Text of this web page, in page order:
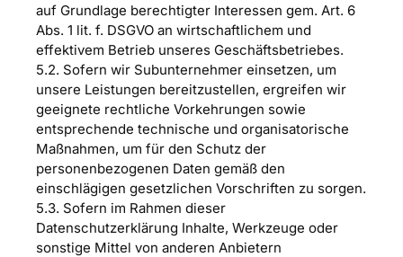
auf Grundlage berechtigter Interessen gem. Art. 6
Abs. 1 lit. f. DSGVO an wirtschaftlichem und
effektivem Betrieb unseres Geschäftsbetriebes.
5.2. Sofern wir Subunternehmer einsetzen, um
unsere Leistungen bereitzustellen, ergreifen wir
geeignete rechtliche Vorkehrungen sowie
entsprechende technische und organisatorische
Maßnahmen, um für den Schutz der
personenbezogenen Daten gemäß den
einschlägigen gesetzlichen Vorschriften zu sorgen.
5.3. Sofern im Rahmen dieser
Datenschutzerklärung Inhalte, Werkzeuge oder
sonstige Mittel von anderen Anbietern